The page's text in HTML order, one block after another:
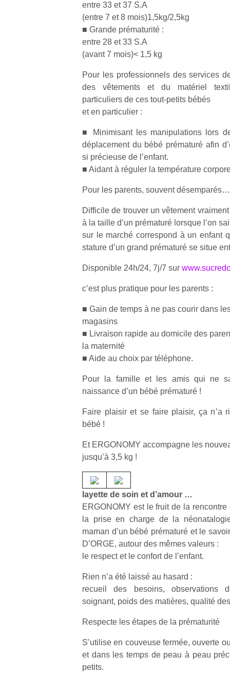
entre 33 et 37 S.A
(entre 7 et 8 mois)1,5kg/2,5kg
■ Grande prématurité :
entre 28 et 33 S.A
(avant 7 mois)< 1,5 kg
Pour les professionnels des services
des vêtements et du matériel
particuliers de ces tout-petits bébés
et en particulier :
■ Minimisant les manipulations lors
déplacement du bébé prématuré afin
si précieuse de l’enfant.
■ Aidant à réguler la température
Pour les parents, souvent désemparés…
Difficile de trouver un vêtement
à la taille d’un prématuré lorsque l’on
sur le marché correspond à un enfant
stature d’un grand prématuré se situe
Disponible 24h/24, 7j/7 sur
c’est plus pratique pour les parents :
■ Gain de temps à ne pas courir dans
magasins
■ Livraison rapide au domicile des
la maternité
■ Aide au choix par téléphone.
Pour la famille et les amis qui ne
naissance d’un bébé prématuré !
Faire plaisir et se faire plaisir, ça n’a
bébé !
Et ERGONOMY accompagne les
jusqu’à 3,5 kg !
layette de soin et d’amour …
ERGONOMY est le fruit de la
la prise en charge de la
maman d’un bébé prématuré et le
D’ORGE, autour des mêmes valeurs :
le respect et le confort de l’enfant.
Rien n’a été laissé au hasard :
recueil des besoins, observations
soignant, poids des matières, qualité
Respecte les étapes de la prématurité
S’utilise en couveuse fermée, ouverte
et dans les temps de peau à peau
petits.